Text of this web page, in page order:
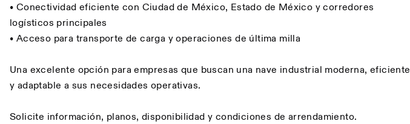
• Conectividad eficiente con Ciudad de México, Estado de México y corredores
logísticos principales
• Acceso para transporte de carga y operaciones de última milla
Una excelente opción para empresas que buscan una nave industrial moderna, eficiente
y adaptable a sus necesidades operativas.
Solicite información, planos, disponibilidad y condiciones de arrendamiento.